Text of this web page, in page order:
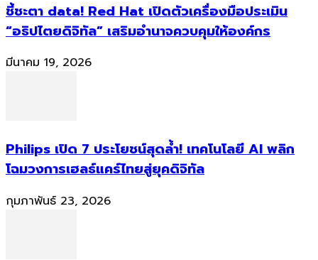
ชี้ชะตา data! Red Hat เปิดตัวเครื่องมือประเมิน
“อธิปไตยดิจิทัล” เสริมอำนาจควบคุมให้องค์กร
มีนาคม 19, 2026
Philips เปิด 7 ประโยชน์สุดล้ำ! เทคโนโลยี AI พลิก
โฉมวงการเฮลธ์แคร์ไทยสู่ยุคดิจิทัล
กุมภาพันธ์ 23, 2026